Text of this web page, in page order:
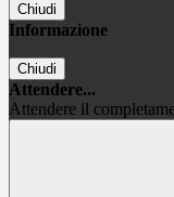
Chiudi
Informazione
Chiudi
Attendere...
Attendere il